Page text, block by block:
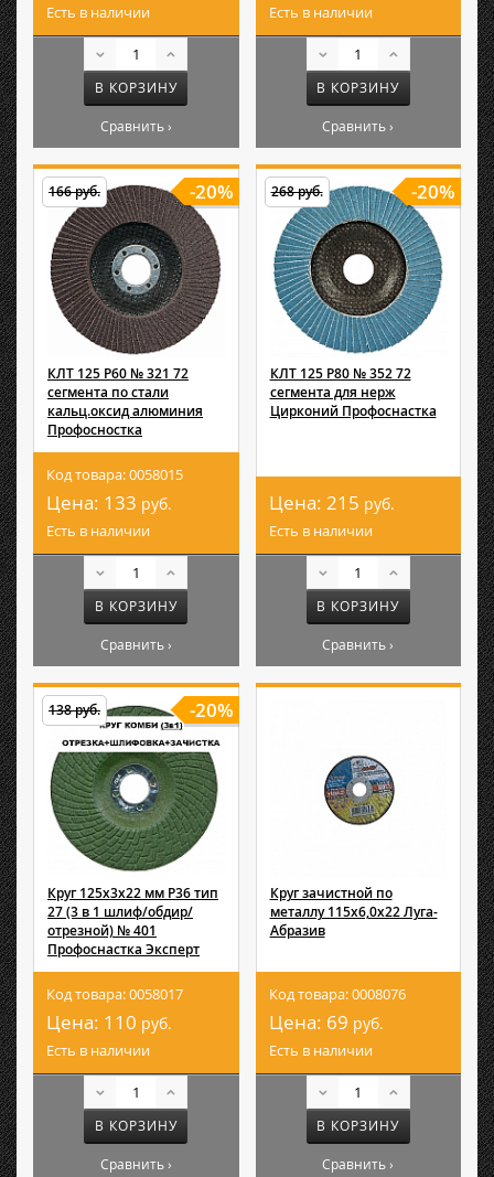
Есть в наличии
В КОРЗИНУ
Сравнить ›
Есть в наличии
В КОРЗИНУ
Сравнить ›
КЛТ 125 Р60 № 321 72
сегмента по стали
кальц.оксид алюминия
Профосностка
-20%
166 руб.
Код товара: 0058015
Цена: 133 руб.
Есть в наличии
В КОРЗИНУ
Сравнить ›
КЛТ 125 Р80 № 352 72
сегмента для нерж
Цирконий Профоснастка
-20%
268 руб.
Цена: 215 руб.
Есть в наличии
В КОРЗИНУ
Сравнить ›
Круг 125х3х22 мм P36 тип
27 (3 в 1 шлиф/обдир/
отрезной) № 401
Профоснастка Эксперт
-20%
138 руб.
Код товара: 0058017
Цена: 110 руб.
Есть в наличии
В КОРЗИНУ
Сравнить ›
Круг зачистной по
металлу 115х6,0х22 Луга-
Абразив
Код товара: 0008076
Цена: 69 руб.
Есть в наличии
В КОРЗИНУ
Сравнить ›